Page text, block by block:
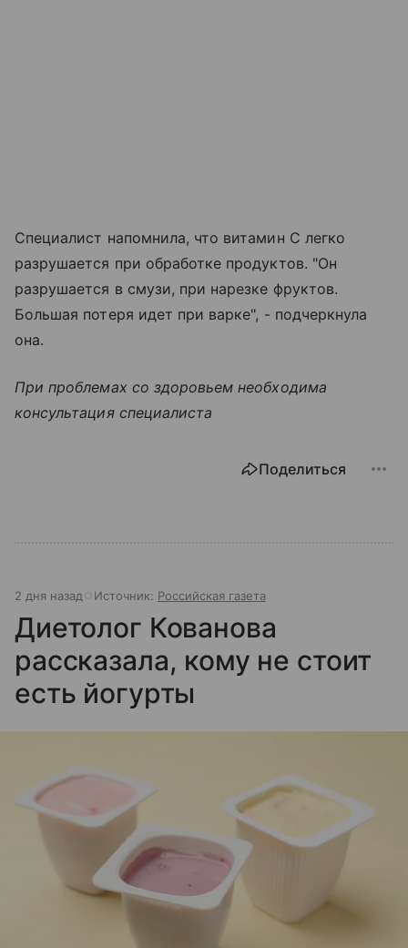
Специалист напомнила, что витамин C легко
разрушается при обработке продуктов. "Он
разрушается в смузи, при нарезке фруктов.
Большая потеря идет при варке", - подчеркнула
она.
При проблемах со здоровьем необходима
консультация специалиста
Поделиться
2 дня назад Источник: Российская газета
Диетолог Кованова
рассказала, кому не стоит
есть йогурты